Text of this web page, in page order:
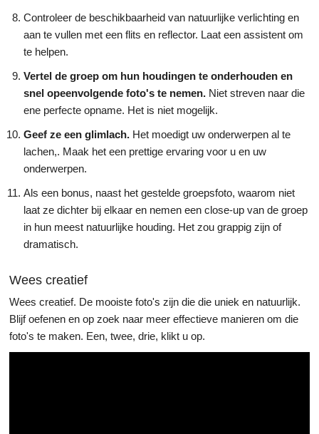
Controleer de beschikbaarheid van natuurlijke verlichting en
aan te vullen met een flits en reflector. Laat een assistent om
te helpen.
Vertel de groep om hun houdingen te onderhouden en
snel opeenvolgende foto's te nemen. Niet streven naar die
ene perfecte opname. Het is niet mogelijk.
Geef ze een glimlach. Het moedigt uw onderwerpen al te
lachen,. Maak het een prettige ervaring voor u en uw
onderwerpen.
Als een bonus, naast het gestelde groepsfoto, waarom niet
laat ze dichter bij elkaar en nemen een close-up van de groep
in hun meest natuurlijke houding. Het zou grappig zijn of
dramatisch.
Wees creatief
Wees creatief. De mooiste foto's zijn die die uniek en natuurlijk.
Blijf oefenen en op zoek naar meer effectieve manieren om die
foto's te maken. Een, twee, drie, klikt u op.